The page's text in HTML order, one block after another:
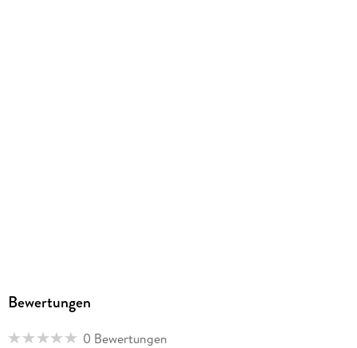
Bewertungen
0 Bewertungen